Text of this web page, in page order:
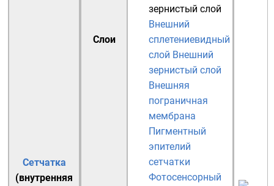
Сетчатка
(внутренняя
Слои
зернистый слой
Внешний
сплетениевидный
слой Внешний
зернистый слой
Внешняя
пограничная
мембрана
Пигментный
эпителий
сетчатки
Фотосенсорный